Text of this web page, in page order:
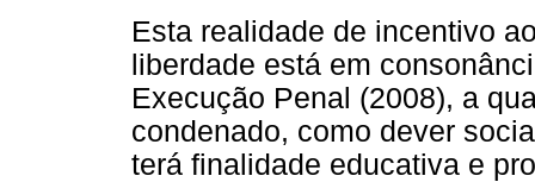
Esta realidade de incentivo
liberdade está em
Execução Penal (2008), a
condenado, como dever
terá finalidade educativa e